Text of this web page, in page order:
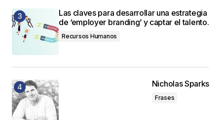
Las claves para desarrollar una estrategia
de ‘employer branding’ y captar el talento.
Recursos Humanos
Nicholas Sparks
Frases